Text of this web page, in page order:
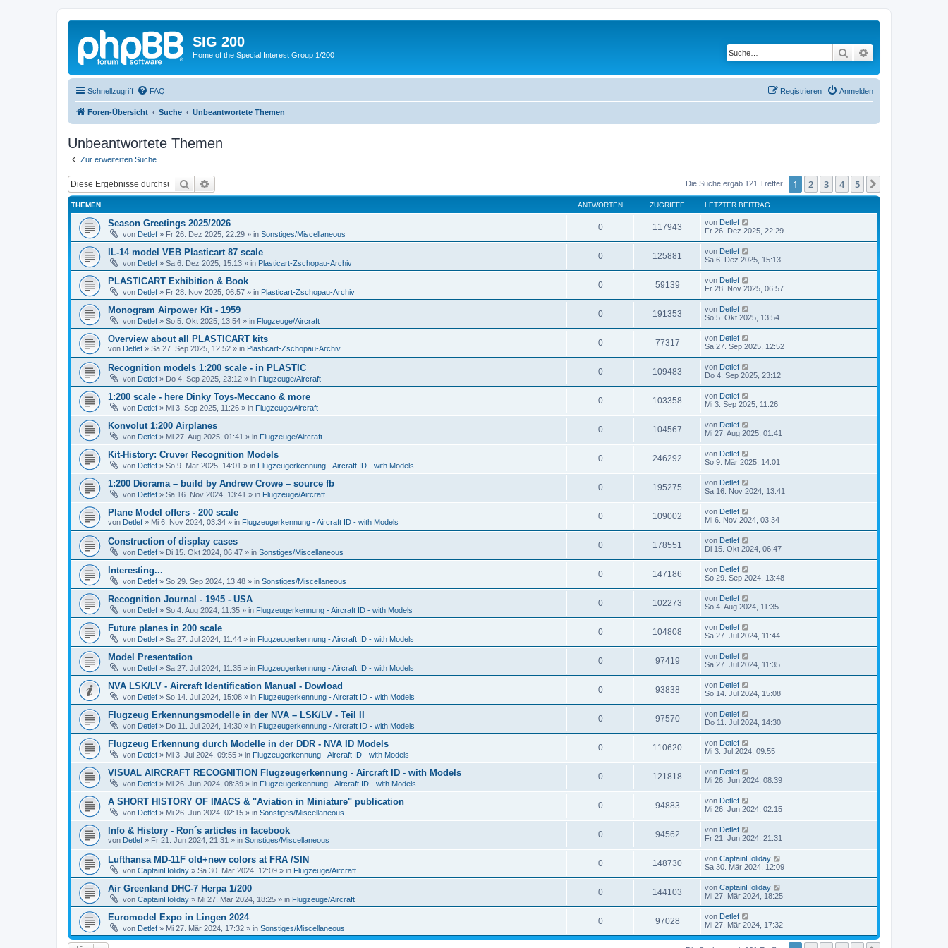
SIG 200
Home of the Special Interest Group 1/200 Suche
Schnellzugriff FAQ Anmelden
Registrieren
Foren-Übersicht Suche Unbeantwortete Themen
Unbeantwortete Themen
Zur erweiterten Suche
Suche Die Suche ergab 121 Treffer 1 2 3 4 5
THEMEN ANTWORTEN ZUGRIFFE LETZTER BEITRAG
Season Greetings 2025/2026
von Detlef » Fr 26. Dez 2025, 22:29 » in Sonstiges/Miscellaneous
0 117943 von Detlef
Fr 26. Dez 2025, 22:29
IL-14 model VEB Plasticart 87 scale
von Detlef » Sa 6. Dez 2025, 15:13 » in Plasticart-Zschopau-Archiv
0 125881 von Detlef
Sa 6. Dez 2025, 15:13
PLASTICART Exhibition & Book
von Detlef » Fr 28. Nov 2025, 06:57 » in Plasticart-Zschopau-Archiv
0 59139 von Detlef
Fr 28. Nov 2025, 06:57
Monogram Airpower Kit - 1959
von Detlef » So 5. Okt 2025, 13:54 » in Flugzeuge/Aircraft
0 191353 von Detlef
So 5. Okt 2025, 13:54
Overview about all PLASTICART kits
von Detlef » Sa 27. Sep 2025, 12:52 » in Plasticart-Zschopau-Archiv
0 77317 von Detlef
Sa 27. Sep 2025, 12:52
Recognition models 1:200 scale - in PLASTIC
von Detlef » Do 4. Sep 2025, 23:12 » in Flugzeuge/Aircraft
0 109483 von Detlef
Do 4. Sep 2025, 23:12
1:200 scale - here Dinky Toys-Meccano & more
von Detlef » Mi 3. Sep 2025, 11:26 » in Flugzeuge/Aircraft
0 103358 von Detlef
Mi 3. Sep 2025, 11:26
Konvolut 1:200 Airplanes
von Detlef » Mi 27. Aug 2025, 01:41 » in Flugzeuge/Aircraft
0 104567 von Detlef
Mi 27. Aug 2025, 01:41
Kit-History: Cruver Recognition Models
von Detlef » So 9. Mär 2025, 14:01 » in Flugzeugerkennung - Aircraft ID - with Models
0 246292 von Detlef
So 9. Mär 2025, 14:01
1:200 Diorama – build by Andrew Crowe – source fb
von Detlef » Sa 16. Nov 2024, 13:41 » in Flugzeuge/Aircraft
0 195275 von Detlef
Sa 16. Nov 2024, 13:41
Plane Model offers - 200 scale
von Detlef » Mi 6. Nov 2024, 03:34 » in Flugzeugerkennung - Aircraft ID - with Models
0 109002 von Detlef
Mi 6. Nov 2024, 03:34
Construction of display cases
von Detlef » Di 15. Okt 2024, 06:47 » in Sonstiges/Miscellaneous
0 178551 von Detlef
Di 15. Okt 2024, 06:47
Interesting...
von Detlef » So 29. Sep 2024, 13:48 » in Sonstiges/Miscellaneous
0 147186 von Detlef
So 29. Sep 2024, 13:48
Recognition Journal - 1945 - USA
von Detlef » So 4. Aug 2024, 11:35 » in Flugzeugerkennung - Aircraft ID - with Models
0 102273 von Detlef
So 4. Aug 2024, 11:35
Future planes in 200 scale
von Detlef » Sa 27. Jul 2024, 11:44 » in Flugzeugerkennung - Aircraft ID - with Models
0 104808 von Detlef
Sa 27. Jul 2024, 11:44
Model Presentation
von Detlef » Sa 27. Jul 2024, 11:35 » in Flugzeugerkennung - Aircraft ID - with Models
0 97419 von Detlef
Sa 27. Jul 2024, 11:35
NVA LSK/LV - Aircraft Identification Manual - Dowload
von Detlef » So 14. Jul 2024, 15:08 » in Flugzeugerkennung - Aircraft ID - with Models
0 93838 von Detlef
So 14. Jul 2024, 15:08
Flugzeug Erkennungsmodelle in der NVA – LSK/LV - Teil II
von Detlef » Do 11. Jul 2024, 14:30 » in Flugzeugerkennung - Aircraft ID - with Models
0 97570 von Detlef
Do 11. Jul 2024, 14:30
Flugzeug Erkennung durch Modelle in der DDR - NVA ID Models
von Detlef » Mi 3. Jul 2024, 09:55 » in Flugzeugerkennung - Aircraft ID - with Models
0 110620 von Detlef
Mi 3. Jul 2024, 09:55
VISUAL AIRCRAFT RECOGNITION Flugzeugerkennung - Aircraft ID - with Models
von Detlef » Mi 26. Jun 2024, 08:39 » in Flugzeugerkennung - Aircraft ID - with Models
0 121818 von Detlef
Mi 26. Jun 2024, 08:39
A SHORT HISTORY OF IMACS & "Aviation in Miniature" publication
von Detlef » Mi 26. Jun 2024, 02:15 » in Sonstiges/Miscellaneous
0 94883 von Detlef
Mi 26. Jun 2024, 02:15
Info & History - Ron´s articles in facebook
von Detlef » Fr 21. Jun 2024, 21:31 » in Sonstiges/Miscellaneous
0 94562 von Detlef
Fr 21. Jun 2024, 21:31
Lufthansa MD-11F old+new colors at FRA /SIN
von CaptainHoliday » Sa 30. Mär 2024, 12:09 » in Flugzeuge/Aircraft
0 148730 von CaptainHoliday
Sa 30. Mär 2024, 12:09
Air Greenland DHC-7 Herpa 1/200
von CaptainHoliday » Mi 27. Mär 2024, 18:25 » in Flugzeuge/Aircraft
0 144103 von CaptainHoliday
Mi 27. Mär 2024, 18:25
Euromodel Expo in Lingen 2024
von Detlef » Mi 27. Mär 2024, 17:32 » in Sonstiges/Miscellaneous
0 97028 von Detlef
Mi 27. Mär 2024, 17:32